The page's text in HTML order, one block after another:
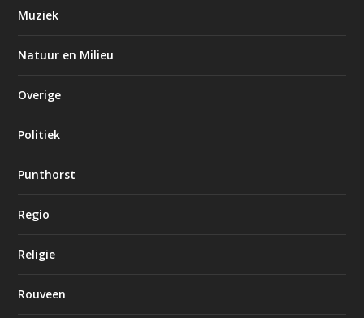
Muziek
Natuur en Milieu
Overige
Politiek
Punthorst
Regio
Religie
Rouveen